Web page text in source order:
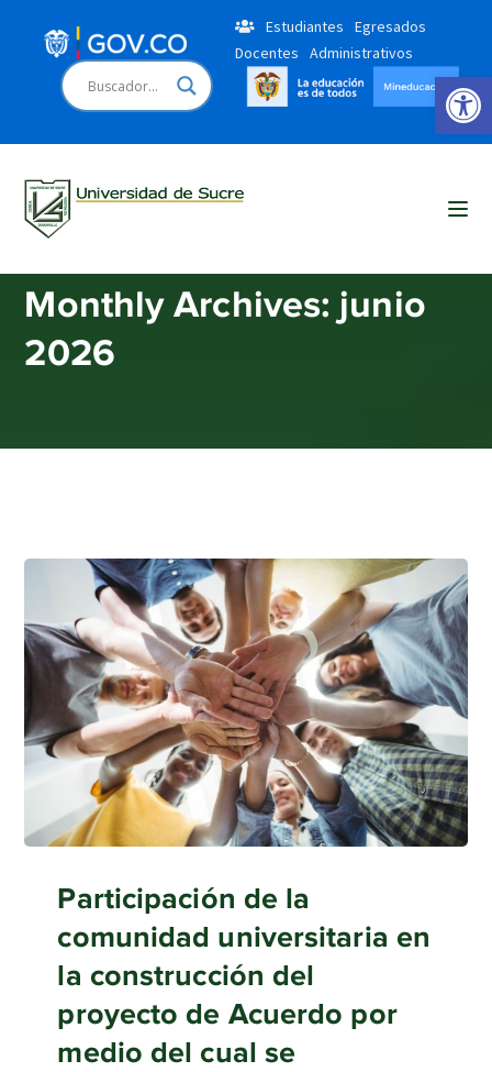
Estudiantes
Egresados
Docentes
Administrativos
Home
Monthly Archives: junio
2026
Participación de la
comunidad universitaria en
la construcción del
proyecto de Acuerdo por
medio del cual se